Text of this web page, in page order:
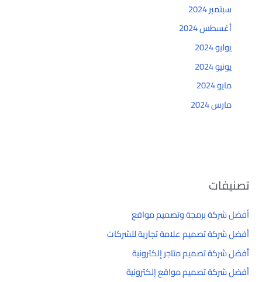
سبتمبر 2024
أغسطس 2024
يوليو 2024
يونيو 2024
مايو 2024
مارس 2024
تصنيفات
أفضل شركة برمجة وتصميم مواقع
أفضل شركة تصميم علامة تجارية للشركات
أفضل شركة تصميم متاجر إلكترونية
أفضل شركة تصميم مواقع إلكترونية